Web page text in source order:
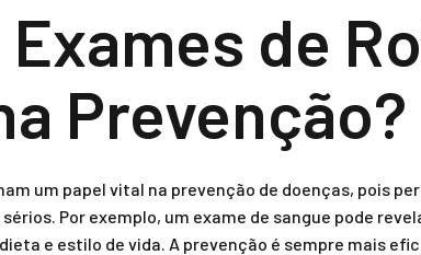
de
Prevenção?
um papel vital na prevenção de doenças, pois
Por exemplo, um exame de sangue pode
e estilo de vida. A prevenção é sempre mais